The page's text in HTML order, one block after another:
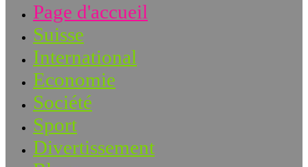
Page d'accueil
Suisse
International
Economie
Société
Sport
Divertissement